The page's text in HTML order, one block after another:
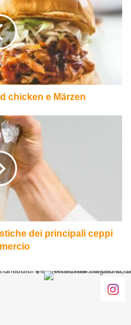
chicken e Märzen
dei principali ceppi